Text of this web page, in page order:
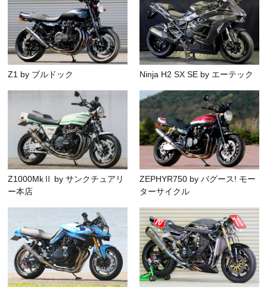
Z1 by ブルドック Ninja H2 SX SE by エーテック
Z1000MkⅡ by サンクチュアリ
ー本店
ZEPHYR750 by バグース! モー
ターサイクル